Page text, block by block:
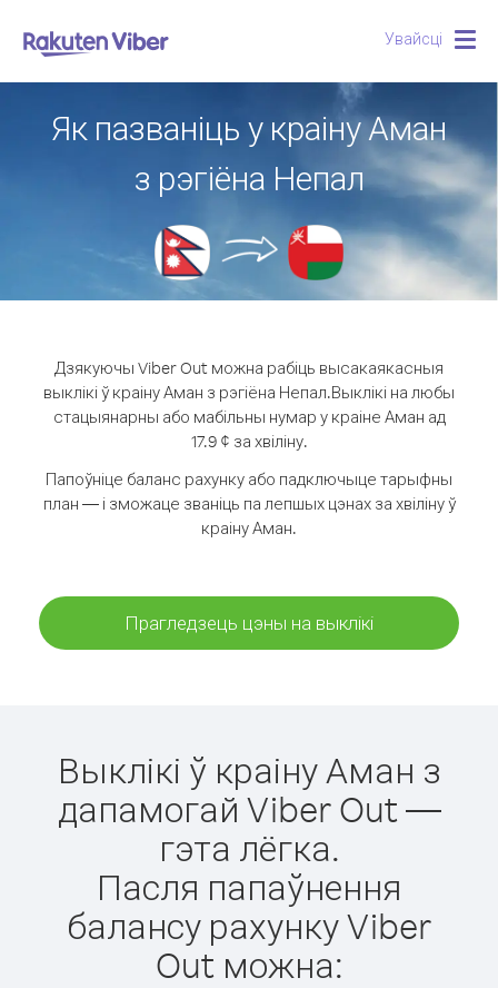
Увайсці
Як пазваніць у краіну Аман
з рэгіёна Непал
Дзякуючы Viber Out можна рабіць высакаякасныя
выклікі ў краіну Аман з рэгіёна Непал.Выклікі на любы
стацыянарны або мабільны нумар у краіне Аман ад
17.9 ¢ за хвіліну.
Папоўніце баланс рахунку або падключыце тарыфны
план — і зможаце званіць па лепшых цэнах за хвіліну ў
краіну Аман.
Прагледзець цэны на выклікі
Выклікі ў краіну Аман з
дапамогай Viber Out —
гэта лёгка.
Пасля папаўнення
балансу рахунку Viber
Out можна: